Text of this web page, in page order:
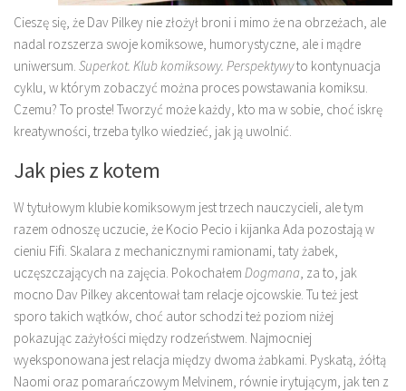
Cieszę się, że Dav Pilkey nie złożył broni i mimo że na obrzeżach, ale
nadal rozszerza swoje komiksowe, humorystyczne, ale i mądre
uniwersum. Superkot. Klub komiksowy. Perspektywyto kontynuacja
cyklu, w którym zobaczyć można proces powstawania komiksu.
Czemu? To proste! Tworzyć może każdy, kto ma w sobie, choć iskrę
kreatywności, trzeba tylko wiedzieć, jak ją uwolnić.
Jak pies z kotem
W tytułowym klubie komiksowym jest trzech nauczycieli, ale tym
razem odnoszę uczucie, że Kocio Pecio i kijanka Ada pozostają w
cieniu Fifi. Skalara z mechanicznymi ramionami, taty żabek,
uczęszczających na zajęcia. Pokochałem Dogmana, za to, jak
mocno Dav Pilkey akcentował tam relacje ojcowskie. Tu też jest
sporo takich wątków, choć autor schodzi też poziom niżej
pokazując zażyłości między rodzeństwem. Najmocniej
wyeksponowana jest relacja między dwoma żabkami. Pyskatą, żółtą
Naomi oraz pomarańczowym Melvinem, równie irytującym, jak ten z